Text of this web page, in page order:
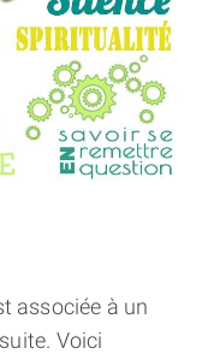
associée à un
Voici